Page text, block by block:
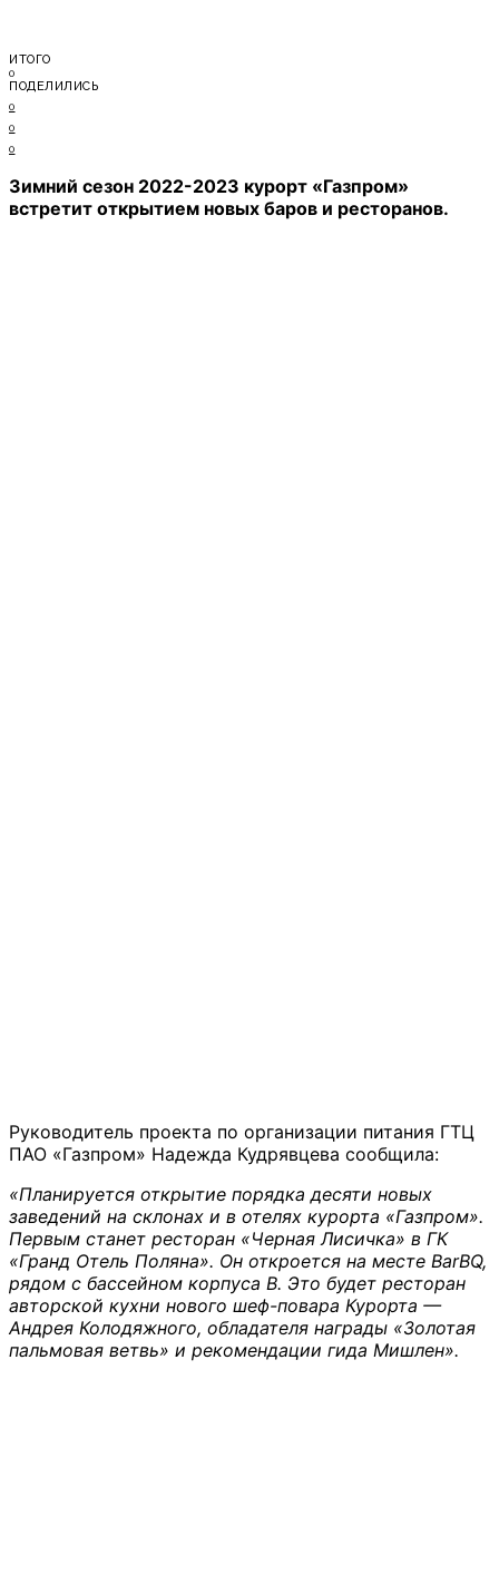
ИТОГО
0
ПОДЕЛИЛИСЬ
0
0
0
Зимний сезон 2022-2023 курорт «Газпром»
встретит открытием новых баров и ресторанов.
Руководитель проекта по организации питания ГТЦ
ПАО «Газпром» Надежда Кудрявцева сообщила:
«Планируется открытие порядка десяти новых
заведений на склонах и в отелях курорта «Газпром».
Первым станет ресторан «Черная Лисичка» в ГК
«Гранд Отель Поляна». Он откроется на месте BarBQ,
рядом с бассейном корпуса В. Это будет ресторан
авторской кухни нового шеф-повара Курорта —
Андрея Колодяжного, обладателя награды «Золотая
пальмовая ветвь» и рекомендации гида Мишлен».